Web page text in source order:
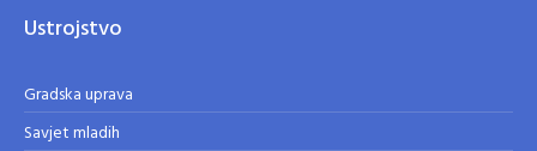
Ustrojstvo
Gradska uprava
Savjet mladih